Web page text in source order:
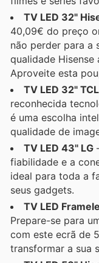
TV LED 32"
40,09€ do preço
não perder para a
qualidade
Aproveite esta
TV LED 32" TCL
reconhecida
é uma escolha
qualidade de
TV LED 43" LG
fiabilidade e a
ideal para toda a
seus gadgets.
TV LED
Prepare-se para
com este ecrã de
transformar a sua